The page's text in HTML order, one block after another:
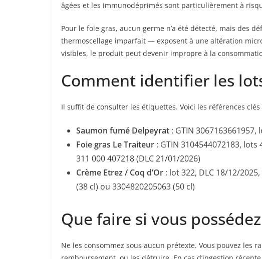
âgées et les immunodéprimés sont particulièrement à
Pour le foie gras, aucun germe n’a été détecté, mais des
thermoscellage imparfait — exposent à une altération
visibles, le produit peut devenir impropre à la
Comment identifier les
Il suffit de consulter les étiquettes. Voici les références
Saumon fumé Delpeyrat : GTIN 3067163661957,
Foie gras Le Traiteur : GTIN 3104544072183, lots
311 000 407218 (DLC 21/01/2026)
Crème Etrez / Coq d’Or : lot 322, DLC 18/12/
(38 cl) ou 3304820205063 (50 cl)
Que faire si vous
Ne les consommez sous aucun prétexte. Vous pouvez